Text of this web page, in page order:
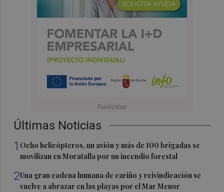
Últimas Noticias
1 Ocho helicópteros, un avión y más de 100 brigadas se
movilizan en Moratalla por un incendio forestal
2Una gran cadena humana de cariño y reivindicación se
vuelve a abrazar en las playas por el Mar Menor